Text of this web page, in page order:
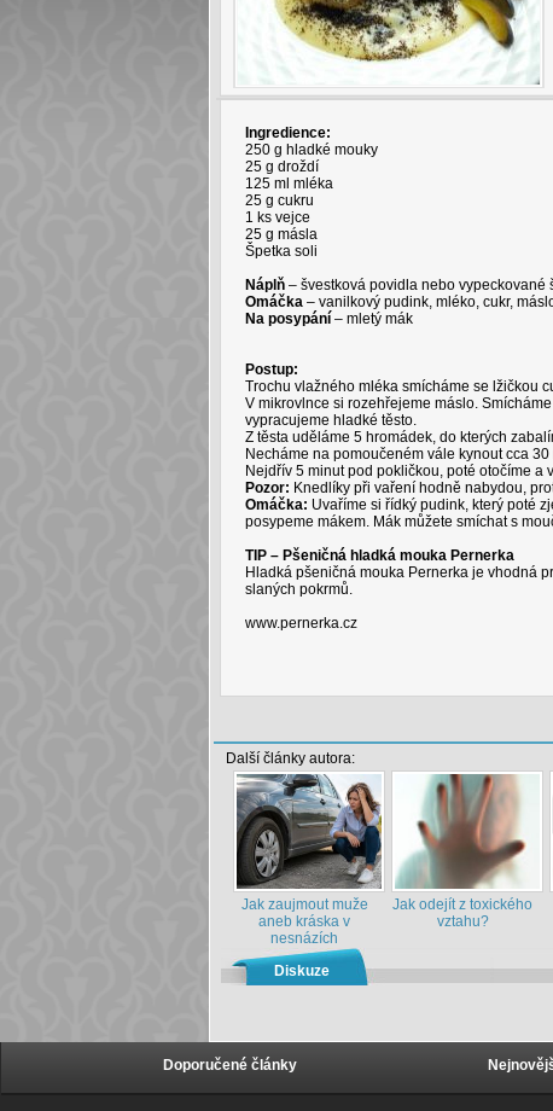
Ingredience:
250 g hladké mouky
25 g droždí
125 ml mléka
25 g cukru
1 ks vejce
25 g másla
Špetka soli
Náplň– švestková povidla nebo vypeckované
Omáčka– vanilkový pudink, mléko, cukr,
Na posypání– mletý mák
Postup:
Trochu vlažného mléka smícháme se lžičkou
V mikrovlnce si rozehřejeme máslo.
vypracujeme hladké těsto.
Z těsta uděláme 5 hromádek, do kterých
Necháme na pomoučeném vále kynout cca
Nejdřív 5 minut pod pokličkou, poté otočíme a
Pozor: Knedlíky při vaření hodně nabydou,
Omáčka: Uvaříme si řídký pudink, který poté
posypeme mákem. Mák můžete smíchat s
TIP – Pšeničná hladká mouka Pernerka
Hladká pšeničná mouka Pernerka je vhodná
slaných pokrmů.
www.pernerka.cz
Další články autora:
Jak zaujmout muže
aneb kráska v
nesnázích
Jak odejít z toxického
vztahu?
Diskuze
Doporučené články